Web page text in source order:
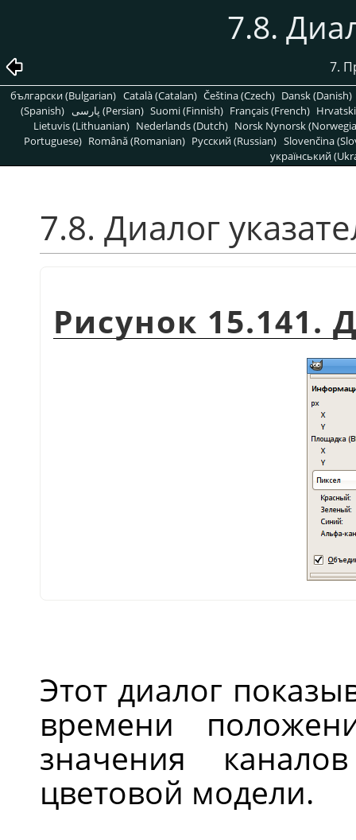
7.8.
7.
български (Bulgarian) Català (Catalan) Čeština (Czech) Dansk (Danish)
(Spanish)
پارسی (Persian) Suomi (Finnish) Français (French)
Lietuvis (Lithuanian) Nederlands (Dutch) Norsk Nynorsk
Portuguese) Română (Romanian) Pусский (Russian) Slovenčina
український
7.8. Диалог
Рисунок 15.141.
Этот диалог
времени
значения
цветовой модели.